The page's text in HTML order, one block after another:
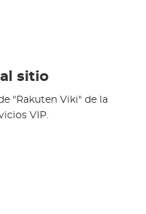
sitio
"Rakuten Viki" de la
VIP.